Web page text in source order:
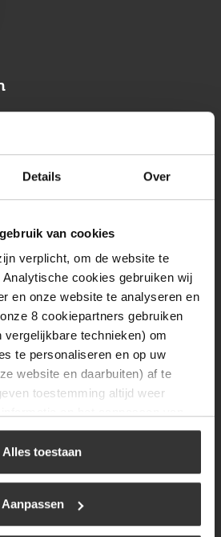
Details Over
van cookies
verplicht, om de website te
cookies gebruiken wij
en onze website te analyseren en
8 cookiepartners gebruiken
technieken) om
te personaliseren en op uw
website en daarbuiten) af te
toestemming altijd weer
verwijzen wij u naar ons
Alles toestaan
Aanpassen
08:00 tot 17:00
tot 17:00
tot 12:00
Gesloten